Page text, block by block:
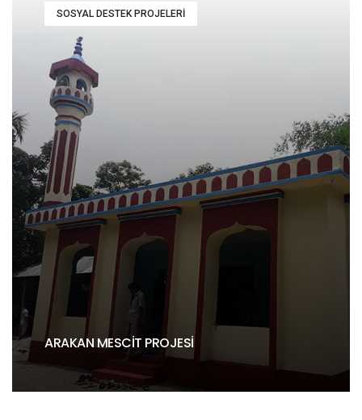
SOSYAL DESTEK PROJELERI
ARAKAN MESCIT PROJESI